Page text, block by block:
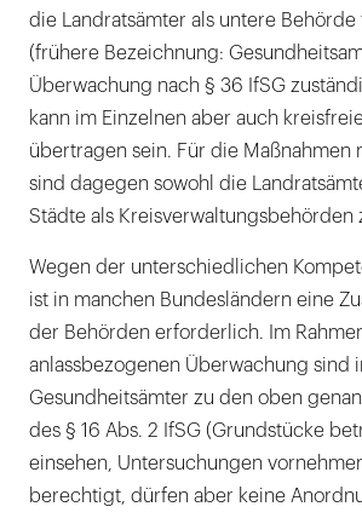
die Landratsämter als untere
(frühere Bezeichnung:
Überwachung nach § 36 IfSG
kann im Einzelnen aber auch
übertragen sein. Für die Maßnahmen
sind dagegen sowohl die
Städte als Kreisverwaltungsbehörden
Wegen der unterschiedlichen
ist in manchen Bundesländern eine
der Behörden erforderlich. Im
anlassbezogenen Überwachung sind
Gesundheitsämter zu den oben
des § 16 Abs. 2 IfSG (Grundstücke
einsehen, Untersuchungen
berechtigt, dürfen aber keine